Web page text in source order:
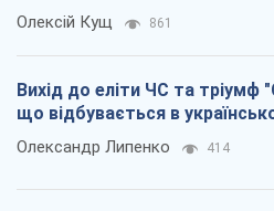
Олексій Кущ 861
Вихід до еліти ЧС та тріумф
що відбувається в
Олександр Липенко 414